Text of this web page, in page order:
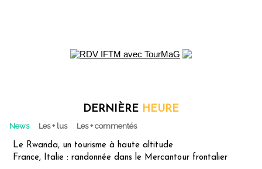
DERNIÈRE HEURE
News Les + lus Les + commentés
Le Rwanda, un tourisme à haute altitude
France, Italie : randonnée dans le Mercantour frontalier